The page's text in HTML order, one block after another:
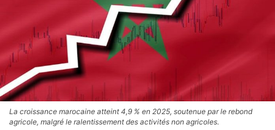
La croissance marocaine atteint 4,9 % en 2025, soutenue par le rebond
agricole, malgré le ralentissement des activités non agricoles.